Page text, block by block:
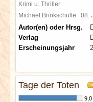
Krimi u. Thriller
Michael Brinkschulte 08.
Autor(en) oder Hrsg.
Verlag
Erscheinungsjahr
Tage der Toten
9,0